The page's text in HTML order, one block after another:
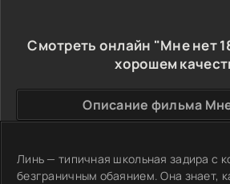
Смотреть онлайн "Мне нет
хорошем
Описание фильма
Линь — типичная школьная задира с
безграничным обаянием. Она знает,